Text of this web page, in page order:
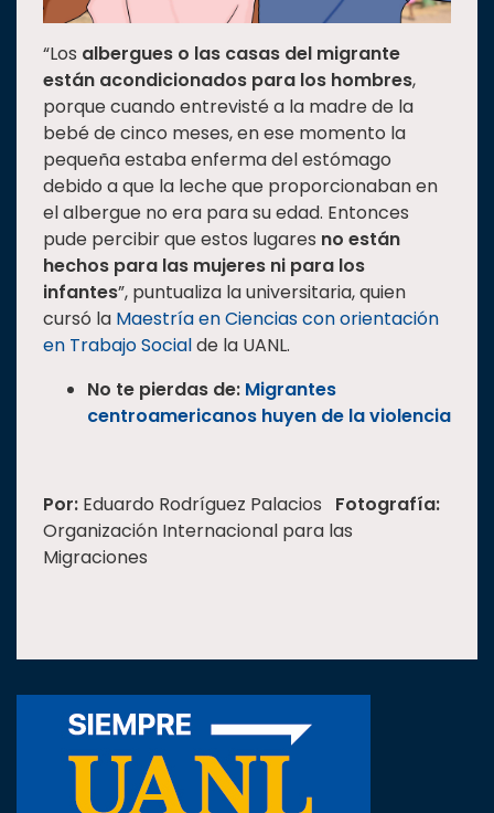
“Los albergues o las casas del migrante
están acondicionados para los hombres,
porque cuando entrevisté a la madre de la
bebé de cinco meses, en ese momento la
pequeña estaba enferma del estómago
debido a que la leche que proporcionaban en
el albergue no era para su edad. Entonces
pude percibir que estos lugares no están
hechos para las mujeres ni para los
infantes”, puntualiza la universitaria, quien
cursó la Maestría en Ciencias con orientación
en Trabajo Socialde la UANL.
No te pierdas de: Migrantes
centroamericanos huyen de la violencia
Por: Eduardo Rodríguez Palacios Fotografía:
Organización Internacional para las
Migraciones